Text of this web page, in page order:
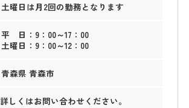
土曜日は月2回の勤務となります
平 日：9：00～17：00
土曜日：9：00～12：00
青森県 青森市
詳しくはお問い合わせください。